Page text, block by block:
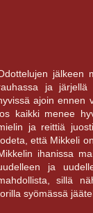
jälkeen
ja järjellä
ajoin ennen
kaikki menee
ja reittiä
että Mikkeli
ihanissa
ja
sillä
syömässä